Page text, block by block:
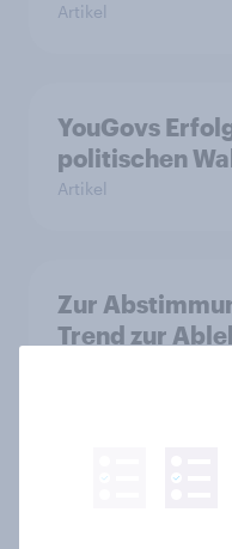
Artikel
YouGovs
politischen
Artikel
Zur
Trend zur